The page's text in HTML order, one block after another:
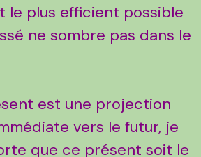
le plus efficient possible
ne sombre pas dans le
est une projection
vers le futur, je
que ce présent soit le